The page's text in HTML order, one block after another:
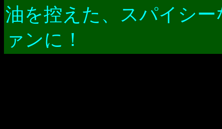
油を控えた、スパイシ
ァンに！